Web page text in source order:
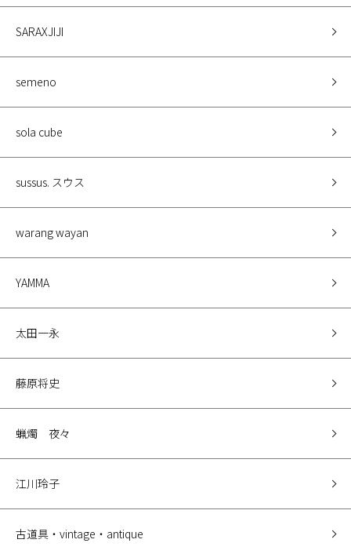
SARAXJIJI
semeno
sola cube
sussus. スウス
warang wayan
YAMMA
太田一永
藤原将史
蝋燭 夜々
江川玲子
古道具・vintage・antique